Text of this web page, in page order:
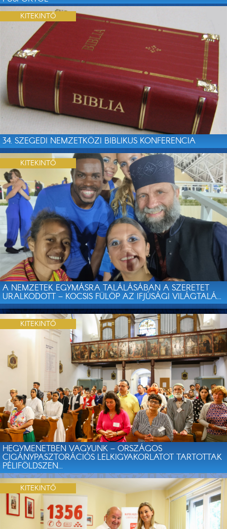
34. SZEGEDI NEMZETKÖZI BIBLIKUS KONFERENCIA
KITEKINTŐ
A NEMZETEK EGYMÁSRA TALÁLÁSÁBAN A SZERETET
URALKODOTT – KOCSIS FÜLÖP AZ IFJÚSÁGI VILÁGTALÁ...
KITEKINTŐ
HEGYMENETBEN VAGYUNK – ORSZÁGOS
CIGÁNYPASZTORÁCIÓS LELKIGYAKORLATOT TARTOTTAK
PÉLIFÖLDSZEN...
KITEKINTŐ
KITEKINTŐ